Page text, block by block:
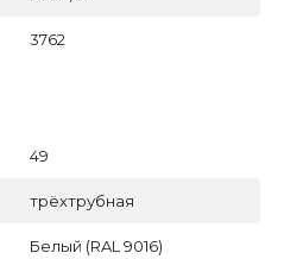
3762
49
трёхтрубная
Белый (RAL 9016)